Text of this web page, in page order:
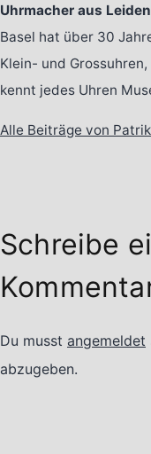
Uhrmacher aus
Basel hat über 30
Klein- und
kennt jedes Uhren
Alle Beiträge von
Schreibe
Du musst angemeldet
abzugeben.